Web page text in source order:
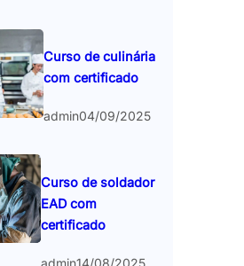
Curso de culinária
com certificado
admin04/09/2025
Curso de soldador
EAD com
certificado
admin14/08/2025